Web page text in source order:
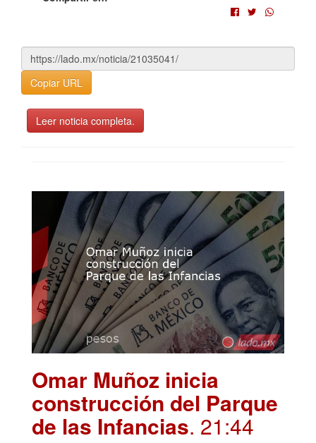
Copiar URL
Leer noticia completa.
Omar Muñoz inicia
construcción del Parque
de las Infancias. 21:44